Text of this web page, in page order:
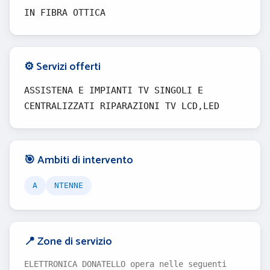
IN FIBRA OTTICA
⚙️ Servizi offerti
ASSISTENA E IMPIANTI TV SINGOLI E
CENTRALIZZATI RIPARAZIONI TV LCD,LED
🎯 Ambiti di intervento
A NTENNE
📍 Zone di servizio
ELETTRONICA DONATELLO opera nelle seguenti